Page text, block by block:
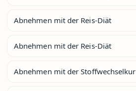
Abnehmen mit der Reis-Diät
Abnehmen mit der Reis-Diät
Abnehmen mit der Stoffwechselkur